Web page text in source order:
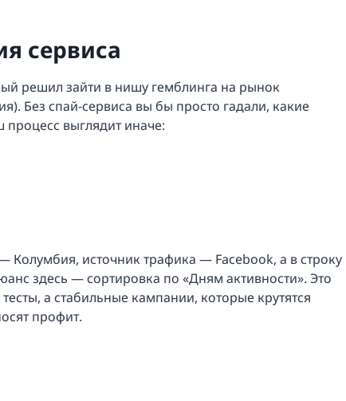
сервиса
решил зайти в нишу гемблинга на рынок
Без спай-сервиса вы бы просто гадали, какие
процесс выглядит иначе:
Колумбия, источник трафика — Facebook, а в строку
здесь — сортировка по «Дням активности». Это
а стабильные кампании, которые крутятся
профит.